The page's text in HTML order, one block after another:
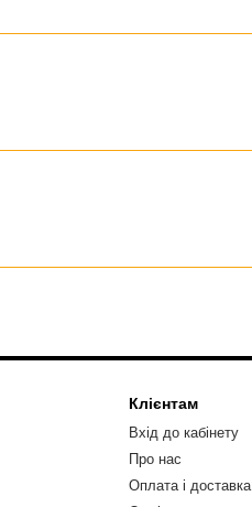
Клієнтам
Вхід до кабінету
Про нас
Оплата і доставка